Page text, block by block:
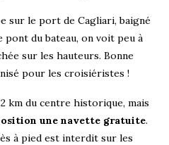
sur le port de Cagliari, baigné
pont du bateau, on voit peu à
sur les hauteurs. Bonne
pour les croisiéristes !
km du centre historique, mais
une navette gratuite.
à pied est interdit sur les